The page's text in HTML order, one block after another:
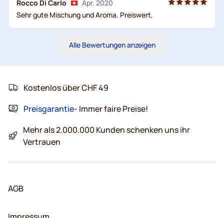
Rocco Di Carlo
Apr. 2020
Sehr gute Mischung und Aroma. Preiswert,
Alle Bewertungen anzeigen
Kostenlos über CHF 49
Preisgarantie- Immer faire Preise!
Mehr als 2.000.000 Kunden schenken uns ihr
Vertrauen
AGB